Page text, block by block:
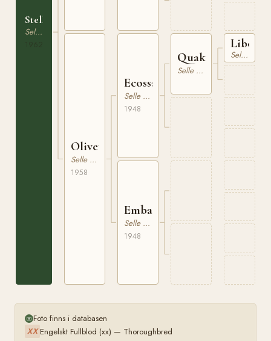
Stella
Selle Francais
Olivette
Selle Francais
1958
Ecossais
Selle Francais
1948
Embauche
Selle Francais
1948
Quaker
Selle Francais
Selle Francais
Foto finns i databasen
XX Engelskt Fullblod (xx) — Thoroughbred